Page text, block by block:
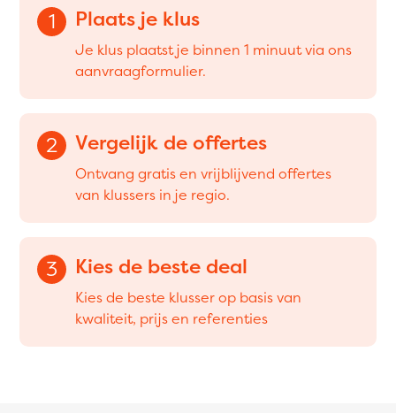
1 Plaats je klus
Je klus plaatst je binnen 1 minuut via ons
aanvraagformulier.
2 Vergelijk de offertes
Ontvang gratis en vrijblijvend offertes
van klussers in je regio.
3 Kies de beste deal
Kies de beste klusser op basis van
kwaliteit, prijs en referenties